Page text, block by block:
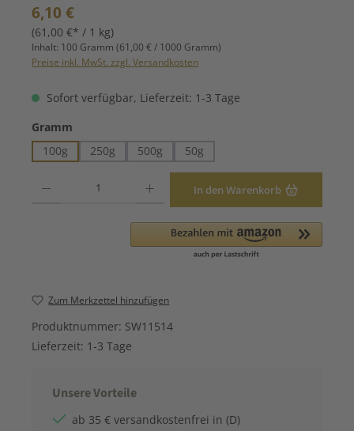
Regulärer Preis:
6,10 €
(61,00 €* / 1 kg)
Inhalt: 100 Gramm (61,00 € / 1000 Gramm)
Preise inkl. MwSt. zzgl. Versandkosten
Sofort verfügbar, Lieferzeit: 1-3 Tage
Gramm
100g
250g 500g 50g
In den Warenkorb
Zum Merkzettel hinzufügen
Produktnummer: SW11514
Lieferzeit: 1-3 Tage
Unsere Vorteile
ab 35 € versandkostenfrei in (D)